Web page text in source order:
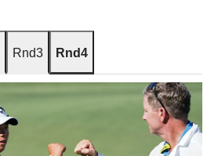
Rnd3 Rnd4